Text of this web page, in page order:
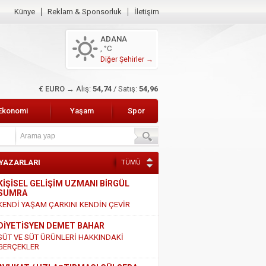
Künye Reklam & Sponsorluk İletişim
ADANA
, °C
Diğer Şehirler →
$ DOLAR → Alış: 47,49 / Satış: 47,68
Yaşam Spor
TÜMÜ
KİŞİSEL GELİŞİM UZMANI BİRGÜL
YAŞAM ÇARKINI KENDİN ÇEVİR
DİYETİSYEN DEMET BAHAR
VE SÜT ÜRÜNLERİ HAKKINDAKİ